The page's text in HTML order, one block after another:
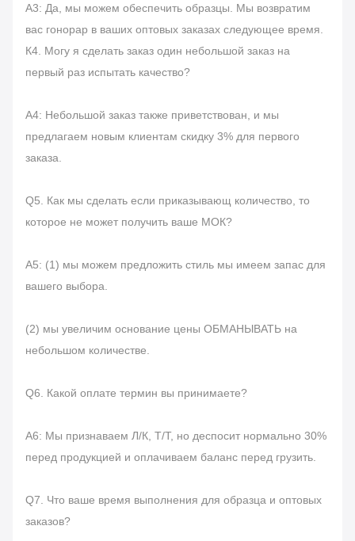
А3: Да, мы можем обеспечить образцы. Мы возвратим
вас гонорар в ваших оптовых заказах следующее время.
К4. Могу я сделать заказ один небольшой заказ на
первый раз испытать качество?
А4: Небольшой заказ также приветствован, и мы
предлагаем новым клиентам скидку 3% для первого
заказа.
Q5. Как мы сделать если приказывающ количество, то
которое не может получить ваше МОК?
А5: (1) мы можем предложить стиль мы имеем запас для
вашего выбора.
(2) мы увеличим основание цены ОБМАНЫВАТЬ на
небольшом количестве.
Q6. Какой оплате термин вы принимаете?
А6: Мы признаваем Л/К, Т/Т, но деспосит нормально 30%
перед продукцией и оплачиваем баланс перед грузить.
Q7. Что ваше время выполнения для образца и оптовых
заказов?